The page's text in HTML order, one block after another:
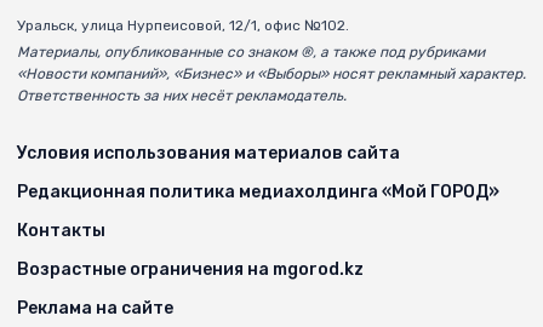
Уральск, улица Нурпеисовой, 12/1, офис №102.
Материалы, опубликованные со знаком ®, а также под рубриками
«Новости компаний», «Бизнес» и «Выборы» носят рекламный характер.
Ответственность за них несёт рекламодатель.
Условия использования материалов сайта
Редакционная политика медиахолдинга «Мой ГОРОД»
Контакты
Возрастные ограничения на mgorod.kz
Реклама на сайте